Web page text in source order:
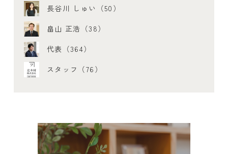
長谷川 しゅい（50）
畠山 正浩（38）
代表（364）
スタッフ（76）